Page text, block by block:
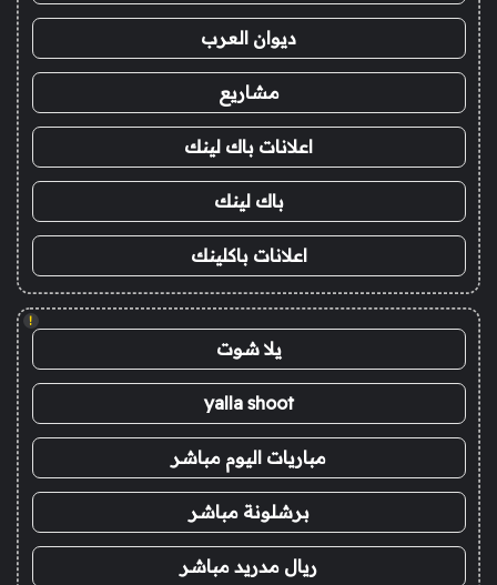
ديوان العرب
مشاريع
اعلانات باك لينك
باك لينك
اعلانات باكلينك
!
يلا شوت
yalla shoot
مباريات اليوم مباشر
برشلونة مباشر
ريال مدريد مباشر